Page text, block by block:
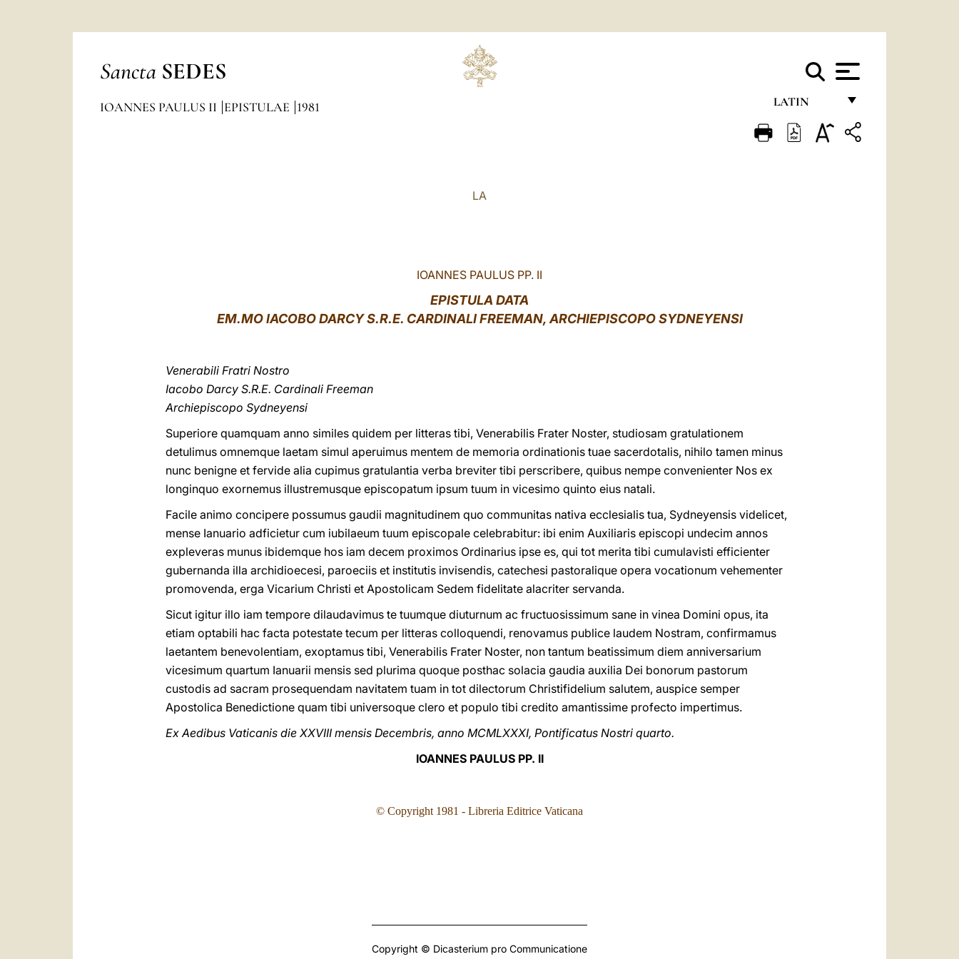
Sancta SEDES
LATIN
FRANÇAIS
IOANNES PAULUS II EPISTULAE 1981
LA
IOANNES PAULUS PP. II
EPISTULA DATA
EM.MO IACOBO DARCY S.R.E. CARDINALI FREEMAN, ARCHIEPISCOPO SYDNEYENSI
Venerabili Fratri Nostro
Iacobo Darcy S.R.E. Cardinali Freeman
Archiepiscopo Sydneyensi
Superiore quamquam anno similes quidem per litteras tibi, Venerabilis Frater Noster, studiosam gratulationem
detulimus omnemque laetam simul aperuimus mentem de memoria ordinationis tuae sacerdotalis, nihilo tamen minus
nunc benigne et fervide alia cupimus gratulantia verba breviter tibi perscribere, quibus nempe convenienter Nos ex
longinquo exornemus illustremusque episcopatum ipsum tuum in vicesimo quinto eius natali.
Facile animo concipere possumus gaudii magnitudinem quo communitas nativa ecclesialis tua, Sydneyensis videlicet,
mense Ianuario adficietur cum iubilaeum tuum episcopale celebrabitur: ibi enim Auxiliaris episcopi undecim annos
expleveras munus ibidemque hos iam decem proximos Ordinarius ipse es, qui tot merita tibi cumulavisti efficienter
gubernanda illa archidioecesi, paroeciis et institutis invisendis, catechesi pastoralique opera vocationum vehementer
promovenda, erga Vicarium Christi et Apostolicam Sedem fidelitate alacriter servanda.
Sicut igitur illo iam tempore dilaudavimus te tuumque diuturnum ac fructuosissimum sane in vinea Domini opus, ita
etiam optabili hac facta potestate tecum per litteras colloquendi, renovamus publice laudem Nostram, confirmamus
laetantem benevolentiam, exoptamus tibi, Venerabilis Frater Noster, non tantum beatissimum diem anniversarium
vicesimum quartum Ianuarii mensis sed plurima quoque posthac solacia gaudia auxilia Dei bonorum pastorum
custodis ad sacram prosequendam navitatem tuam in tot dilectorum Christifidelium salutem, auspice semper
Apostolica Benedictione quam tibi universoque clero et populo tibi credito amantissime profecto impertimus.
Ex Aedibus Vaticanis die XXVIII mensis Decembris, anno MCMLXXXI, Pontificatus Nostri quarto.
IOANNES PAULUS PP. II
© Copyright 1981 - Libreria Editrice Vaticana
Copyright © Dicasterium pro Communicatione